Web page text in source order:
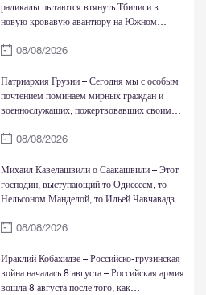
радикалы пытаются втянуть Тбилиси в
новую кровавую авантюру на Южном
08/08/2026
Патриархия Грузии – Сегодня мы с особым
почтением поминаем мирных граждан и
военнослужащих, пожертвовавших своими
08/08/2026
Михаил Кавелашвили о Саакашвили – Этот
господин, выступающий то Одиссеем, то
Нельсоном Манделой, то Ильей Чавчавадзе
является жалкой, трусливой личностью
08/08/2026
Ираклий Кобахидзе – Российско-грузинская
война началась 8 августа – Российская армия
вошла 8 августа после того, как